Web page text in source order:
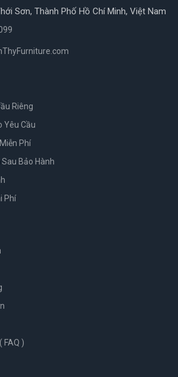
Sơn, Thành Phố Hồ Chí Minh, Việt Nam
Riêng
Yêu Cầu
Phí
Bảo Hành
Phí
FAQ )